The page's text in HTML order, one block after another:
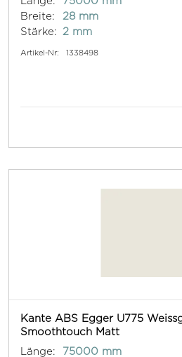
Breite:
28 mm
Stärke:
2 mm
Artikel-Nr: 1338498
Kante ABS Egger U775
Smoothtouch Matt
Länge:
75000 mm